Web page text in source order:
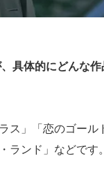
具体的にどんな
ス」「恋のゴール
ンド」などです。